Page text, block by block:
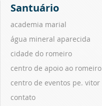
Santuário
academia marial
água mineral aparecida
cidade do romeiro
centro de apoio ao romeiro
centro de eventos pe. vitor
contato